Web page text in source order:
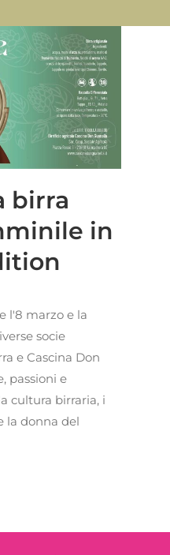
birra
in
l'8 marzo e la
socie
e Cascina Don
passioni e
cultura birraria, i
la donna del